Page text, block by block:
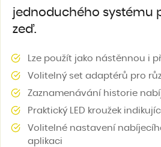
jednoduchého systému
zeď.
Lze použít jako nástěnnou i
Volitelný set adaptérů pro
Zaznamenávání historie
Praktický LED kroužek
Volitelné nastavení
aplikaci